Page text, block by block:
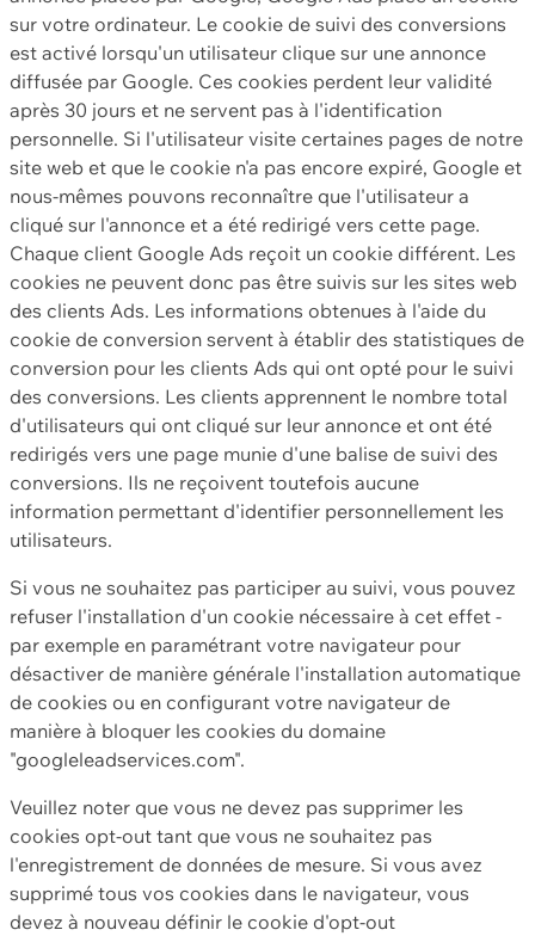
sur votre ordinateur. Le cookie de suivi des conversions
est activé lorsqu'un utilisateur clique sur une annonce
diffusée par Google. Ces cookies perdent leur validité
après 30 jours et ne servent pas à l'identification
personnelle. Si l'utilisateur visite certaines pages de notre
site web et que le cookie n'a pas encore expiré, Google et
nous-mêmes pouvons reconnaître que l'utilisateur a
cliqué sur l'annonce et a été redirigé vers cette page.
Chaque client Google Ads reçoit un cookie différent. Les
cookies ne peuvent donc pas être suivis sur les sites web
des clients Ads. Les informations obtenues à l'aide du
cookie de conversion servent à établir des statistiques de
conversion pour les clients Ads qui ont opté pour le suivi
des conversions. Les clients apprennent le nombre total
d'utilisateurs qui ont cliqué sur leur annonce et ont été
redirigés vers une page munie d'une balise de suivi des
conversions. Ils ne reçoivent toutefois aucune
information permettant d'identifier personnellement les
utilisateurs.
Si vous ne souhaitez pas participer au suivi, vous pouvez
refuser l'installation d'un cookie nécessaire à cet effet -
par exemple en paramétrant votre navigateur pour
désactiver de manière générale l'installation automatique
de cookies ou en configurant votre navigateur de
manière à bloquer les cookies du domaine
"googleleadservices.com".
Veuillez noter que vous ne devez pas supprimer les
cookies opt-out tant que vous ne souhaitez pas
l'enregistrement de données de mesure. Si vous avez
supprimé tous vos cookies dans le navigateur, vous
devez à nouveau définir le cookie d'opt-out